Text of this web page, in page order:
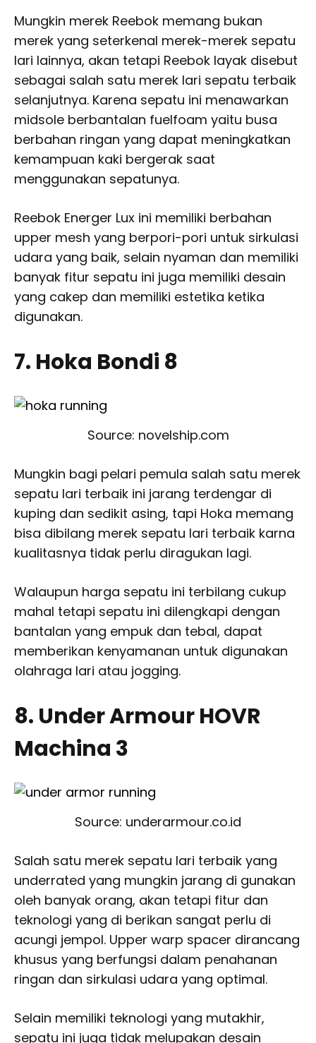
Mungkin merek Reebok memang bukan
merek yang seterkenal merek-merek sepatu
lari lainnya, akan tetapi Reebok layak disebut
sebagai salah satu merek lari sepatu terbaik
selanjutnya. Karena sepatu ini menawarkan
midsole berbantalan fuelfoam yaitu busa
berbahan ringan yang dapat meningkatkan
kemampuan kaki bergerak saat
menggunakan sepatunya.
Reebok Energer Lux ini memiliki berbahan
upper mesh yang berpori-pori untuk sirkulasi
udara yang baik, selain nyaman dan memiliki
banyak fitur sepatu ini juga memiliki desain
yang cakep dan memiliki estetika ketika
digunakan.
7. Hoka Bondi 8
Source: novelship.com
Mungkin bagi pelari pemula salah satu merek
sepatu lari terbaik ini jarang terdengar di
kuping dan sedikit asing, tapi Hoka memang
bisa dibilang merek sepatu lari terbaik karna
kualitasnya tidak perlu diragukan lagi.
Walaupun harga sepatu ini terbilang cukup
mahal tetapi sepatu ini dilengkapi dengan
bantalan yang empuk dan tebal, dapat
memberikan kenyamanan untuk digunakan
olahraga lari atau jogging.
8. Under Armour HOVR
Machina 3
Source: underarmour.co.id
Salah satu merek sepatu lari terbaik yang
underrated yang mungkin jarang di gunakan
oleh banyak orang, akan tetapi fitur dan
teknologi yang di berikan sangat perlu di
acungi jempol. Upper warp spacer dirancang
khusus yang berfungsi dalam penahanan
ringan dan sirkulasi udara yang optimal.
Selain memiliki teknologi yang mutakhir,
sepatu ini juga tidak melupakan desain